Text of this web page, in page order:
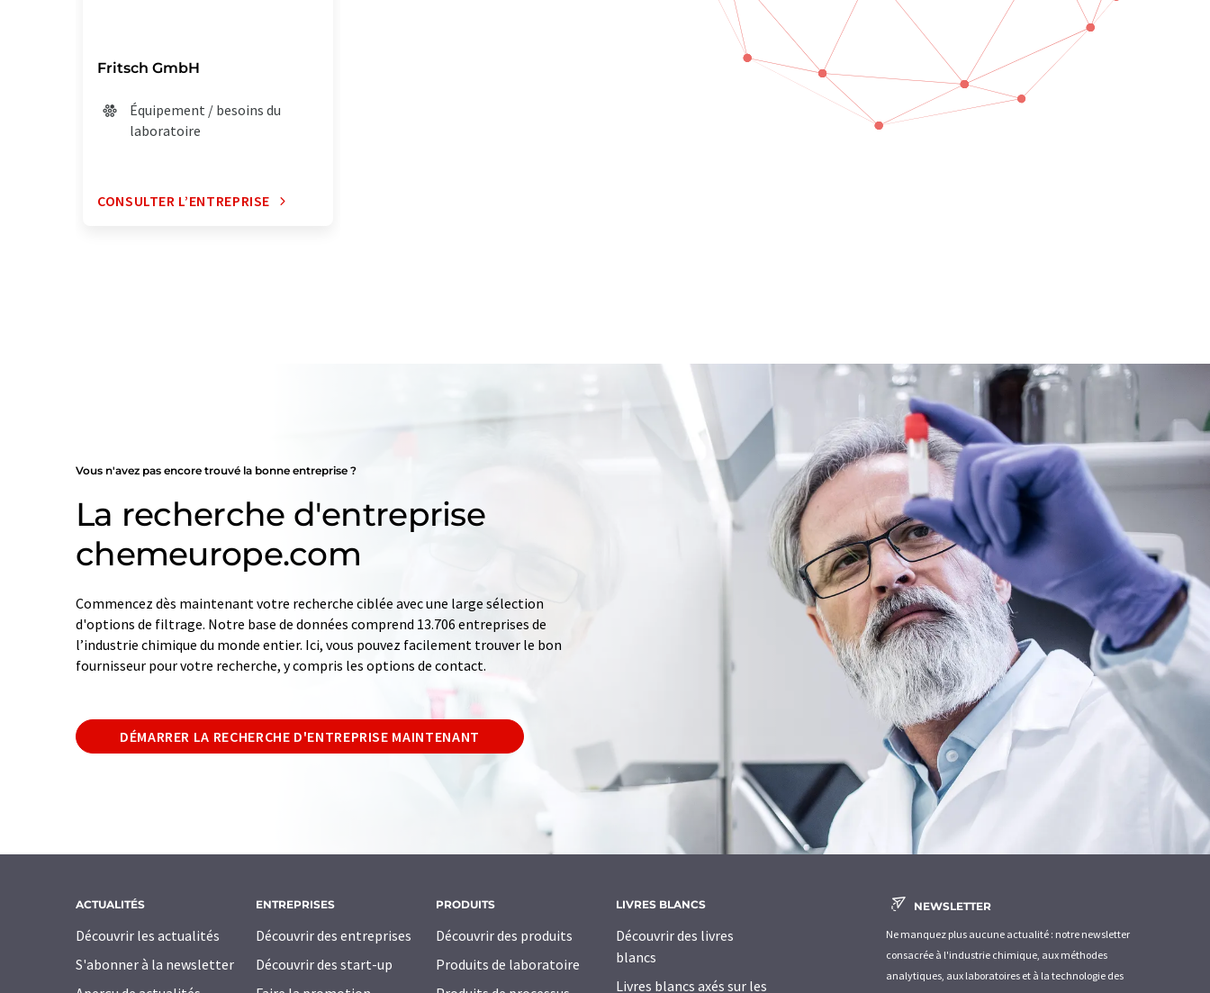
Fritsch GmbH
Équipement / besoins du
laboratoire
CONSULTER L’ENTREPRISE
Vous n'avez pas encore trouvé la bonne entreprise ?
La recherche d'entreprise
chemeurope.com
Commencez dès maintenant votre recherche ciblée avec une large sélection
d'options de filtrage. Notre base de données comprend 13.706 entreprises de
l’industrie chimique du monde entier. Ici, vous pouvez facilement trouver le bon
fournisseur pour votre recherche, y compris les options de contact.
DÉMARRER LA RECHERCHE D'ENTREPRISE MAINTENANT
ACTUALITÉS
Découvrir les actualités
S'abonner à la newsletter
ENTREPRISES
Découvrir des entreprises
Découvrir des start-up
PRODUITS
Découvrir des produits
Produits de laboratoire
LIVRES BLANCS
Découvrir des livres
blancs
Livres blancs axés sur les
NEWSLETTER
Ne manquez plus aucune actualité : notre newsletter
consacrée à l'industrie chimique, aux méthodes
analytiques, aux laboratoires et à la technologie des